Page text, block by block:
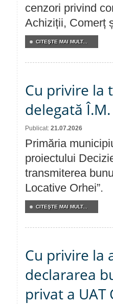
cenzori privind
Achiziții, Comerț
CITEŞTE MAI MULT...
Cu privire la
delegată
Publicat: 21.07.2026
Primăria
proiectului
transmiterea
Locative Orhei”.
CITEŞTE MAI MULT...
Cu privire la
declararea
privat a UAT